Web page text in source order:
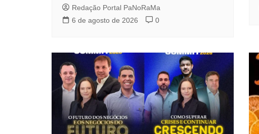
Redação Portal PaNoRaMa
6 de agosto de 2026
0